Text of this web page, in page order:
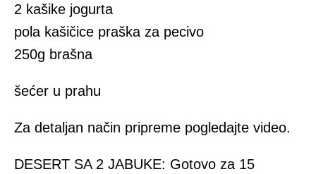
2 kašike jogurta
pola kašičice praška za pecivo
250g brašna
šećer u prahu
Za detaljan način pripreme pogledajte video.
DESERT SA 2 JABUKE: Gotovo za 15